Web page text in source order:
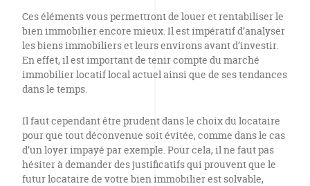
Ces éléments vous permettront de louer et rentabiliser le
bien immobilier encore mieux. Il est impératif d’analyser
les biens immobiliers et leurs environs avant d’investir.
En effet, il est important de tenir compte du marché
immobilier locatif local actuel ainsi que de ses tendances
dans le temps.
Il faut cependant être prudent dans le choix du locataire
pour que tout déconvenue soit évitée, comme dans le cas
d’un loyer impayé par exemple. Pour cela, il ne faut pas
hésiter à demander des justificatifs qui prouvent que le
futur locataire de votre bien immobilier est solvable,